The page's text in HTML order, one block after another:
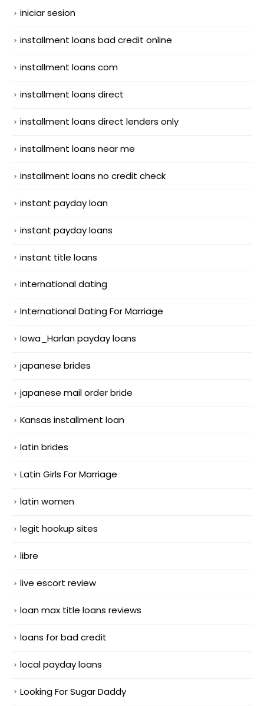
iniciar sesion
installment loans bad credit online
installment loans com
installment loans direct
installment loans direct lenders only
installment loans near me
installment loans no credit check
instant payday loan
instant payday loans
instant title loans
international dating
International Dating For Marriage
Iowa_Harlan payday loans
japanese brides
japanese mail order bride
Kansas installment loan
latin brides
Latin Girls For Marriage
latin women
legit hookup sites
libre
live escort review
loan max title loans reviews
loans for bad credit
local payday loans
Looking For Sugar Daddy